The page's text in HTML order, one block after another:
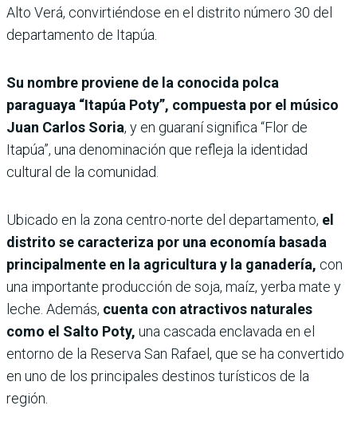
Alto Verá, convirtiéndose en el distrito número 30 del
departamento de Itapúa.
Su nombre proviene de la conocida polca
paraguaya “Itapúa Poty”, compuesta por el músico
Juan Carlos Soria, y en guaraní significa “Flor de
Itapúa”, una denominación que refleja la identidad
cultural de la comunidad.
Ubicado en la zona centro-norte del departamento, el
distrito se caracteriza por una economía basada
principalmente en la agricultura y la ganadería, con
una importante producción de soja, maíz, yerba mate y
leche. Además, cuenta con atractivos naturales
como el Salto Poty, una cascada enclavada en el
entorno de la Reserva San Rafael, que se ha convertido
en uno de los principales destinos turísticos de la
región.